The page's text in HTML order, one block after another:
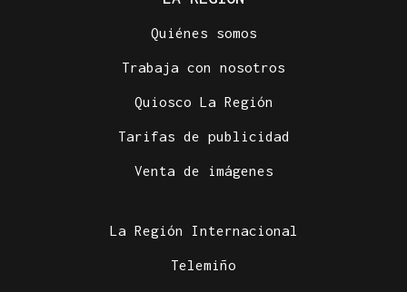
Quiénes somos
Trabaja con nosotros
Quiosco La Región
Tarifas de publicidad
Venta de imágenes
La Región Internacional
Telemiño